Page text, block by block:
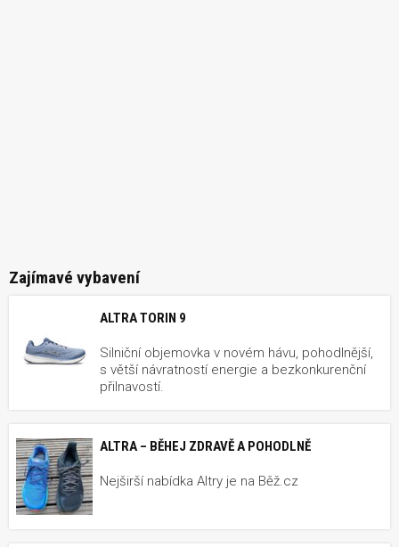
Zajímavé vybavení
ALTRA TORIN 9
Silniční objemovka v novém hávu, pohodlnější,
s větší návratností energie a bezkonkurenční
přilnavostí.
ALTRA – BĚHEJ ZDRAVĚ A POHODLNĚ
Nejširší nabídka Altry je na Běž.cz